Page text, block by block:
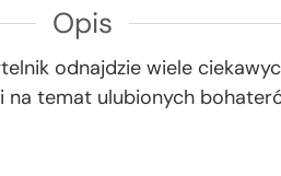
Opis
odnajdzie wiele
temat ulubionych